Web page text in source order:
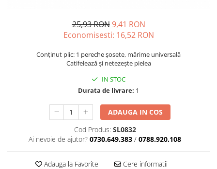
25,93 RON 9,41 RON
Economisesti: 16,52 RON
Conținut plic: 1 pereche șosete, mărime universală
Catifelează și netezește pielea
IN STOC
Durata de livrare: 1
ADAUGA IN COS
Cod Produs: SL0832
Ai nevoie de ajutor? 0730.649.383 / 0788.920.108
Adauga la Favorite Cere informatii